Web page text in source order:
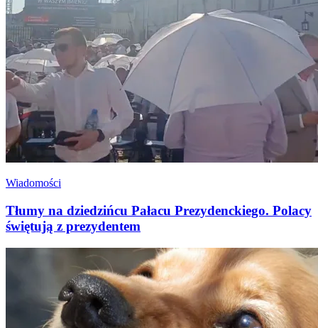
Wiadomości
Tłumy na dziedzińcu Pałacu Prezydenckiego. Polacy
świętują z prezydentem